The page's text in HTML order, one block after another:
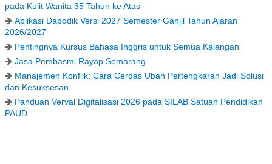
pada Kulit Wanita 35 Tahun ke Atas
Aplikasi Dapodik Versi 2027 Semester Ganjil Tahun Ajaran
2026/2027
Pentingnya Kursus Bahasa Inggris untuk Semua Kalangan
Jasa Pembasmi Rayap Semarang
Manajemen Konflik: Cara Cerdas Ubah Pertengkaran Jadi Solusi
dan Kesuksesan
Panduan Verval Digitalisasi 2026 pada SILAB Satuan Pendidikan
PAUD